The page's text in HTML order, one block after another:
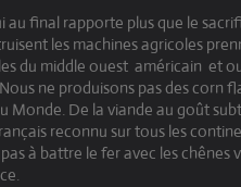
au final rapporte plus que le
les machines agricoles
du middle ouest américain et
ne produisons pas des corn
Monde. De la viande au goût
reconnu sur tous les
à battre le fer avec les chênes